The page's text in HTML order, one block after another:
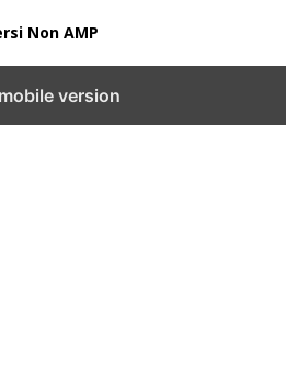
Non AMP
version